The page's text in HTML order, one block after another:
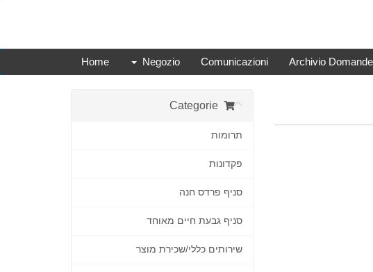
Home Negozio Comunicazioni Archivio Domande
Categorie
תרומות
פקדונות
סניף פרדס חנה
סניף גבעת חיים מאוחד
שירותים כללי/שכירת מוצר